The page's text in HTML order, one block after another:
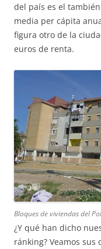
del país es el
media per cápita
figura otro de la
euros de renta.
Bloques de viviendas del
¿Y qué han dicho
ránking? Veamos